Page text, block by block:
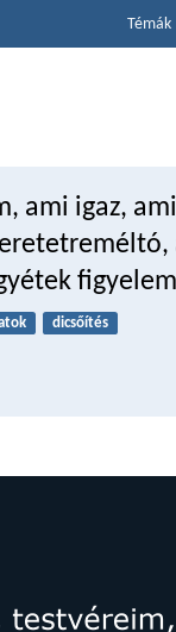
Témák
ami igaz,
dicsőítés